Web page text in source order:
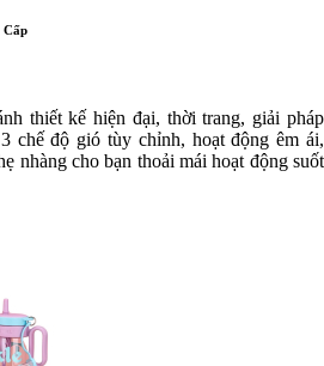
Cấp
thiết kế hiện đại, thời trang, giải pháp
chế độ gió tùy chỉnh, hoạt động êm ái,
nhàng cho bạn thoải mái hoạt động suốt